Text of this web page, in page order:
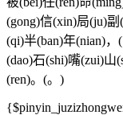
(gong)信(xin)局(ju)
(qi)半(ban)年(nian)，
(dao)石(shi)嘴(zui)山
(ren)。(。)